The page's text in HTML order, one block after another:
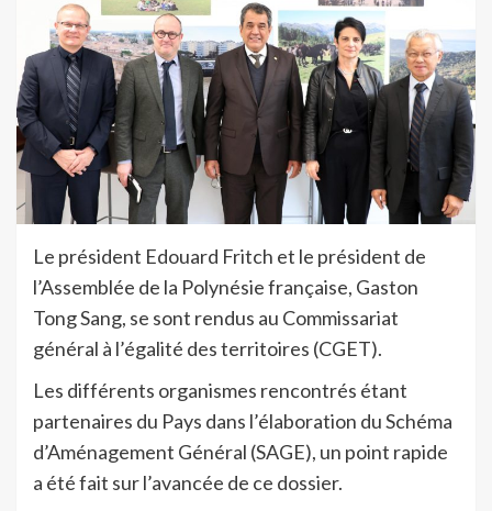
Le président Edouard Fritch et le président de
l’Assemblée de la Polynésie française, Gaston
Tong Sang, se sont rendus au Commissariat
général à l’égalité des territoires (CGET).
Les différents organismes rencontrés étant
partenaires du Pays dans l’élaboration du Schéma
d’Aménagement Général (SAGE), un point rapide
a été fait sur l’avancée de ce dossier.